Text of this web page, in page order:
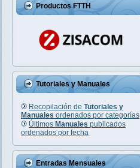
Productos FTTH
Tutoriales y Manuales
Recopilación de Tutoriales y
Manuales ordenados por categorías
Últimos Manuales publicados
ordenados por fecha
Entradas Mensuales